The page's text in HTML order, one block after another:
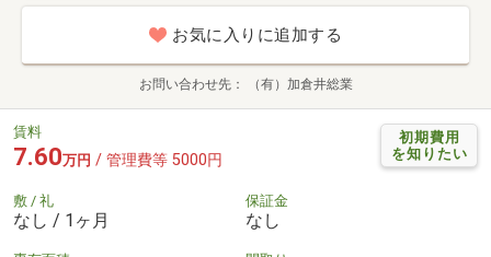
お気に入りに追加する
お問い合わせ先 （有）加倉井総業
初期費用
を知りたい
賃料
7.60万円 / 管理費等 5000円
敷 / 礼
なし / 1ヶ月
保証金
なし